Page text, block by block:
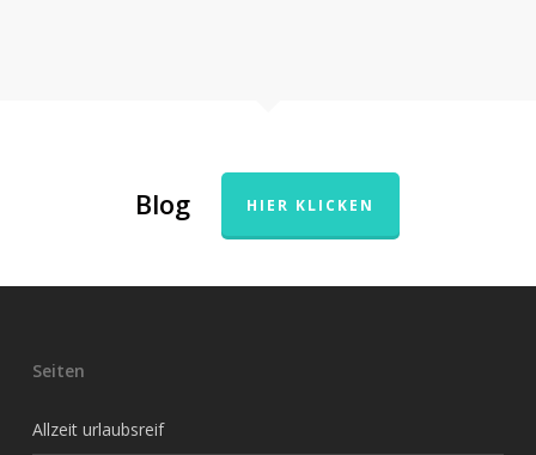
Blog HIER KLICKEN
Seiten
Allzeit urlaubsreif